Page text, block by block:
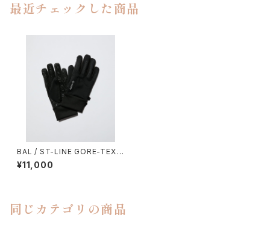
最近チェックした商品
BAL / ST-LINE GORE-TEX
WIND STOPPER GLOVE
¥11,000
同じカテゴリの商品